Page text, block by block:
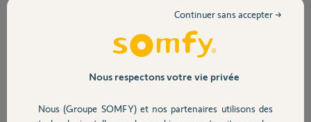
Sécurité
cablage volet roulant PA66-GR50?
Le câble du volet est un 4 fils, seulement le brun et le bleu sont reliés
Le câble est trop court et je veux le changer puis je prendre le câble
SOMFY Cable Moteur Radio Rts/io 3m ou un quatre fils comme
Vu que l'alimentation est 230V je ne voudrais pas faire une erreur et
Nous respectons votre vie privée
Nous (Groupe SOMFY) et nos partenaires utilisons des
Continuer sans accepter →